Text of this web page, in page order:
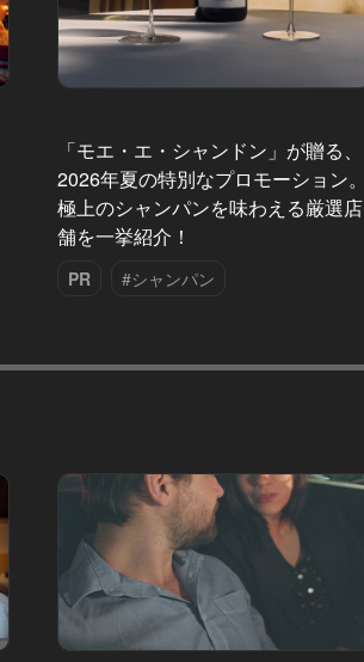
「モエ・エ・シャンドン」が贈る、
2026年夏の特別なプロモーション。
極上のシャンパンを味わえる厳選店
舗を一挙紹介！
PR #シャンパン